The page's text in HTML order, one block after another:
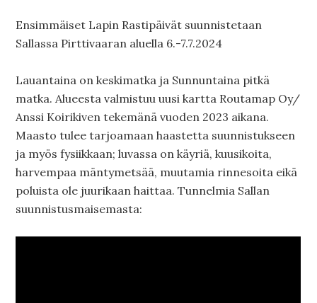
Ensimmäiset Lapin Rastipäivät suunnistetaan
Sallassa Pirttivaaran aluella 6.-7.7.2024
Lauantaina on keskimatka ja Sunnuntaina pitkä
matka. Alueesta valmistuu uusi kartta Routamap Oy/
Anssi Koirikiven tekemänä vuoden 2023 aikana.
Maasto tulee tarjoamaan haastetta suunnistukseen
ja myös fysiikkaan; luvassa on käyriä, kuusikoita,
harvempaa mäntymetsää, muutamia rinnesoita eikä
poluista ole juurikaan haittaa. Tunnelmia Sallan
suunnistusmaisemasta: